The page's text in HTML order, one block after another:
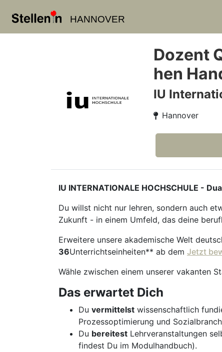
HANNOVER
Dozent
hen
IU
Hannover
IU INTERNATIONALE HOCHSCHULE -
Du willst nicht nur lehren, sondern auch
Zukunft - in einem Umfeld, das deine
Erweitere unsere akademische Welt
36Unterrichtseinheiten** ab dem Jetzt
Wähle zwischen einem unserer vakanten
Das erwartet Dich
Du vermittelst wissenschaftlich
Prozessoptimierung und
Du bereitest Lehrveranstaltungen
findest Du im Modulhandbuch).